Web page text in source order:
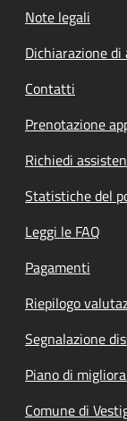
Note legali
Dichiarazione
Contatti
Prenotazione
Richiedi
Statistiche del
Leggi le FAQ
Pagamenti
Riepilogo
Segnalazione
Piano di
Comune di